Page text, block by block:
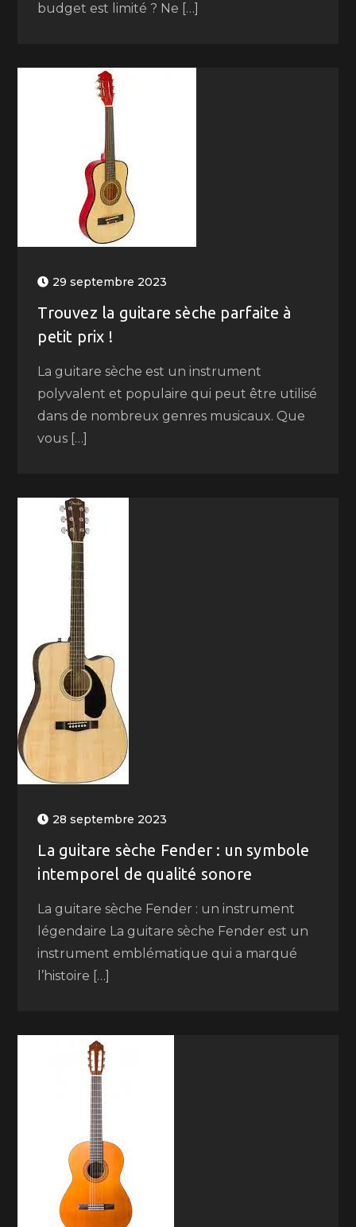
budget est limité ? Ne […]
29 septembre 2023
Trouvez la guitare sèche parfaite à
petit prix !
La guitare sèche est un instrument
polyvalent et populaire qui peut être utilisé
dans de nombreux genres musicaux. Que
vous […]
28 septembre 2023
La guitare sèche Fender : un symbole
intemporel de qualité sonore
La guitare sèche Fender : un instrument
légendaire La guitare sèche Fender est un
instrument emblématique qui a marqué
l’histoire […]